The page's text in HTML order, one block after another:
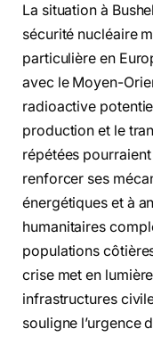
La situation à
sécurité nucléaire
particulière en
avec le Moyen-
radioactive
production et le
répétées
renforcer ses
énergétiques et à
humanitaires
populations
crise met en
infrastructures
souligne l’urgence